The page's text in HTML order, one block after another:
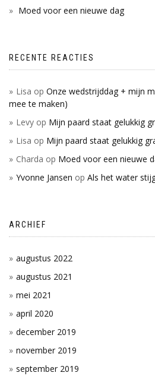
Moed voor een nieuwe dag
RECENTE REACTIES
Lisa op Onze wedstrijddag + mijn
mee te maken)
Levy op Mijn paard staat gelukkig
Lisa op Mijn paard staat gelukkig
Charda op Moed voor een nieuwe
Yvonne Jansen op Als het water
ARCHIEF
augustus 2022
augustus 2021
mei 2021
april 2020
december 2019
november 2019
september 2019